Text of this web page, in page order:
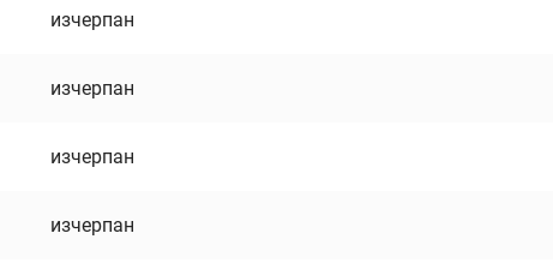
изчерпан
изчерпан
изчерпан
изчерпан